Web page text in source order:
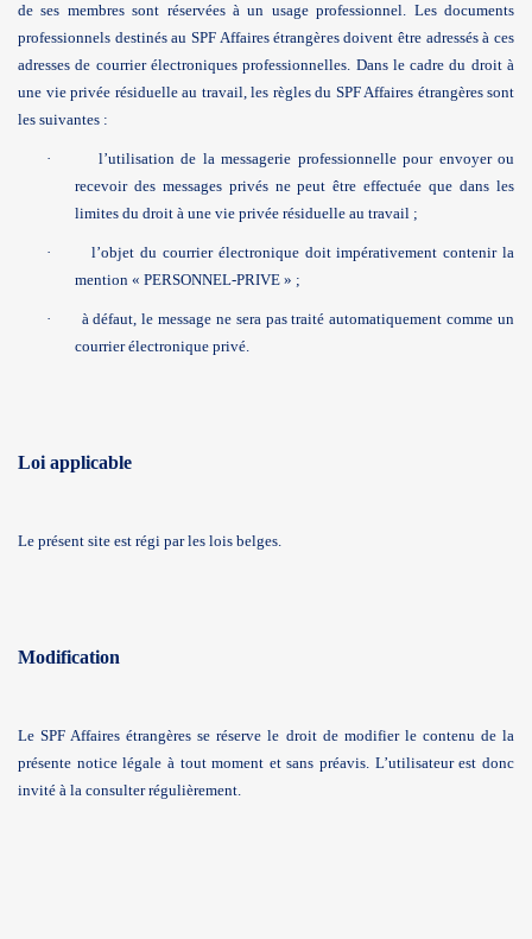
de ses membres sont réservées à un usage professionnel. Les documents
professionnels destinés au SPF Affaires étrangères doivent être adressés à ces
adresses de courrier électroniques professionnelles. Dans le cadre du droit à
une vie privée résiduelle au travail, les règles du SPF Affaires étrangères sont
les suivantes :
·
l’utilisation de la messagerie professionnelle pour envoyer ou
recevoir des messages privés ne peut être effectuée que dans les
limites du droit à une vie privée résiduelle au travail ;
·
l’objet du courrier électronique doit impérativement contenir la
mention « PERSONNEL-PRIVE » ;
·
à défaut, le message ne sera pas traité automatiquement comme un
courrier électronique privé.
Loi applicable
Le présent site est régi par les lois belges.
Modification
Le SPF Affaires étrangères se réserve le droit de modifier le contenu de la
présente notice légale à tout moment et sans préavis. L’utilisateur est donc
invité à la consulter régulièrement.